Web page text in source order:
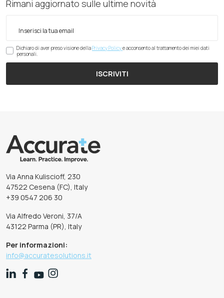
Rimani aggiornato sulle ultime novità
Dichiaro di aver preso visione dellaPrivacy Policye acconsento al trattamento dei miei dati
personali.
ISCRIVITI
Via Anna Kuliscioff, 230
47522 Cesena (FC), Italy
+39 0547 206 30
Via Alfredo Veroni, 37/A
43122 Parma (PR), Italy
Per informazioni:
info@accuratesolutions.it